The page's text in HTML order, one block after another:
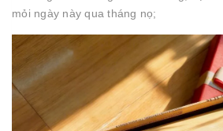
mỏi ngày này qua tháng nọ;